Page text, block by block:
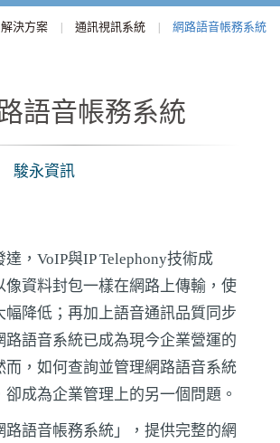
解決方案 通訊視訊系統 網路語音帳務系統
語音帳務系統
駿永資訊
，VoIP與IP Telephony技術成
像資料封包一樣在網路上傳輸，使
幅降低；再加上語音通訊品質同步
路語音系統已成為現今企業營運的
而，如何查詢並管理網路語音系統
卻成為企業管理上的另一個問題。
路語音帳務系統」，提供完整的網